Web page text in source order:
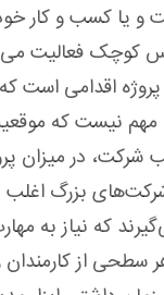
و یا کسب و کار
کوچک فعالیت
اقدامی است که
مهم نیست که
شرکت، در میزان
بزرگ اغلب
که نیاز به‌
سطحی از کارمندان